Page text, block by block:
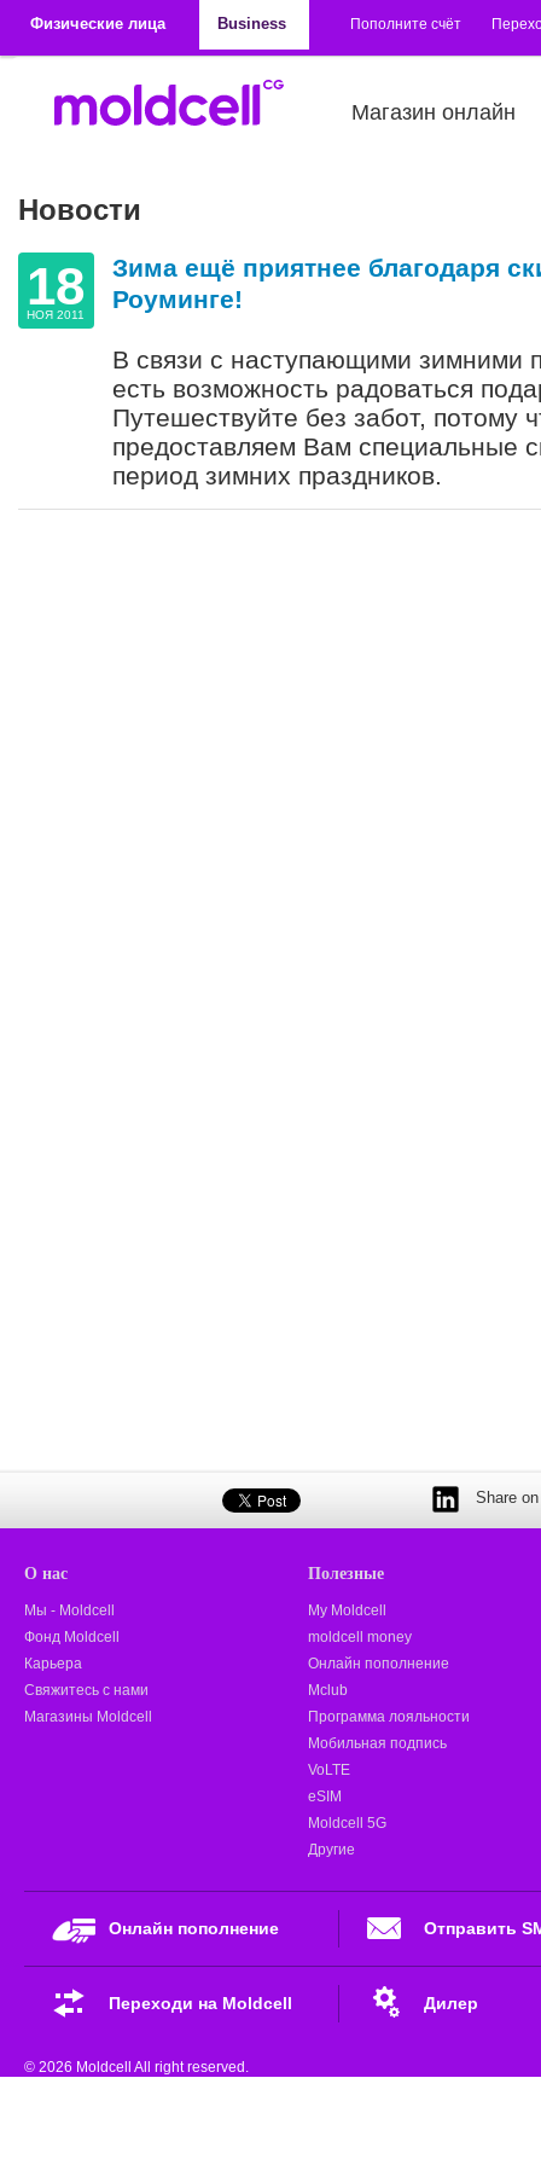
Физические лица
Business Пополните счёт
Магазин онлайн
Новости
18
НОЯ 2011
Зима ещё приятнее благодаря
Роуминге!
В связи с наступающими зимними
есть возможность радоваться
Путешествуйте без забот, потому
предоставляем Вам специальные
период зимних праздников.
Share
О нас
Мы - Moldcell
Фонд Moldcell
Карьера
Свяжитесь с нами
Магазины Moldcell
Полезные
My Moldcell
moldcell money
Онлайн пополнение
Mclub
Программа лояльности
Мобильная подпись
VoLTE
eSIM
Moldcell 5G
Другие
Онлайн пополнение Отправить
Переходи на Moldcell Дилер
© 2026 Moldcell All right reserved.